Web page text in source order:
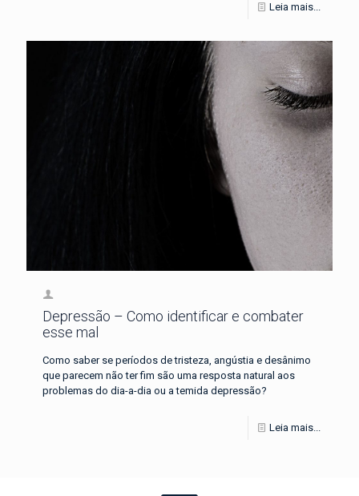
Leia mais...
Depressão – Como identificar e combater
esse mal
Como saber se períodos de tristeza, angústia e desânimo
que parecem não ter fim são uma resposta natural aos
problemas do dia-a-dia ou a temida depressão?
Leia mais...